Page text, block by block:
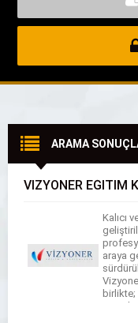
ARAMA
VİZYONER EĞİTİM
Kalıcı
araya